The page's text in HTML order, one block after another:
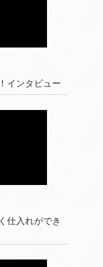
インタビュー
仕入れができ